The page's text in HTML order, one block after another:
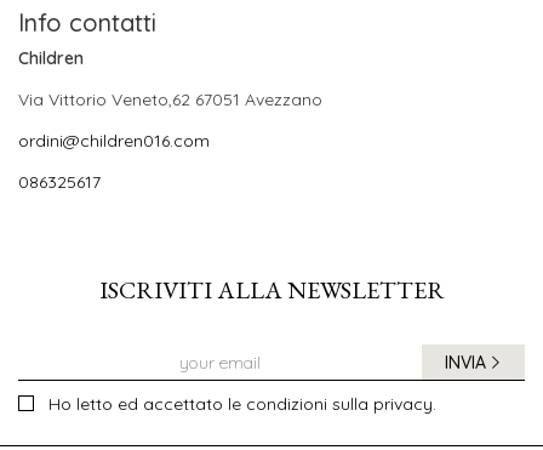
Info contatti
Children
Via Vittorio Veneto,62 67051 Avezzano
ordini@children016.com
086325617
ISCRIVITI ALLA NEWSLETTER
Ho letto ed accettato le condizioni sulla privacy.
INVIA